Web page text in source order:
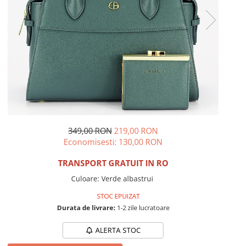
Incaltamine primavara-vara piele
Imbracaminte
Camasi si topuri
Blugi si pantaloni
Pulovere si cardigane
Rochii
Salopete
Incaltaminte toamna-iarna piele
349,00 RON219,00 RON
Economisesti: 130,00 RON
TRANSPORT GRATUIT IN RO
Culoare: Verde albastrui
STOC EPUIZAT
Durata de livrare: 1-2 zile lucratoare
ALERTA STOC